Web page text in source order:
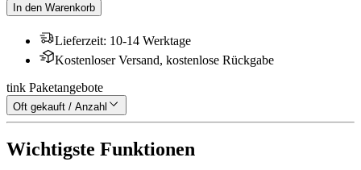
In den Warenkorb
Lieferzeit: 10-14 Werktage
Kostenloser Versand, kostenlose Rückgabe
tink Paketangebote
Oft gekauft / Anzahl
Wichtigste Funktionen